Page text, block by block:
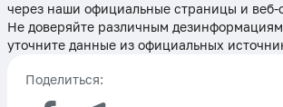
через наши официальные страницы и веб-
Не доверяйте различным
уточните данные из официальных
Поделиться: